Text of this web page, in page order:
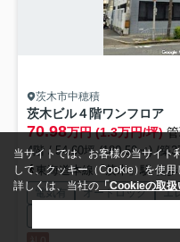
茨木市中穂積
茨木ビル４階ワンフロア
70.98万円 (1.3万円/坪)
4階 / 54.60坪 (180.50㎡) /築
東海道本線「茨木」駅 徒
電気有 オートロック エ
当サイトでは、お客様の当サイト
して、クッキー（Cookie）を使用
詳しくは、当社の「Cookieの取扱